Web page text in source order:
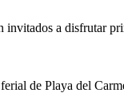
a
de Playa del